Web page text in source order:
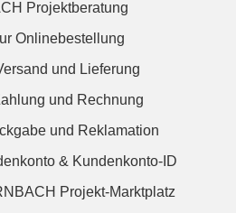
Projektberatung
Onlinebestellung
und Lieferung
und Rechnung
und Reklamation
& Kundenkonto-ID
Projekt-Marktplatz